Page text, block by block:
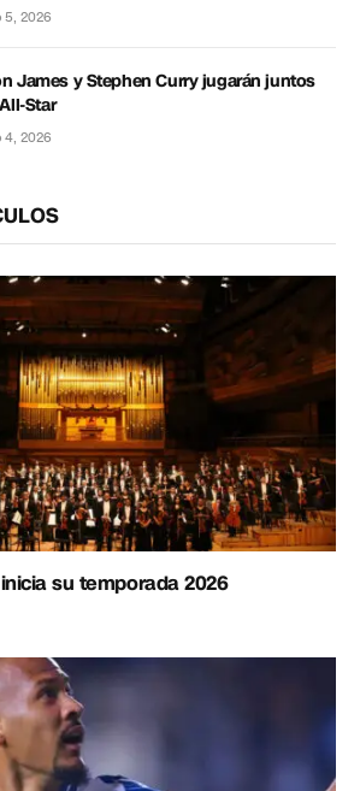
5, 2026
James y Stephen Curry jugarán juntos
Star
4, 2026
su temporada 2026